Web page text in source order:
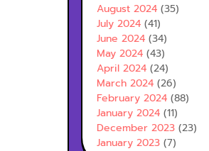
August 2024 (35)
July 2024 (41)
June 2024 (34)
May 2024 (43)
April 2024 (24)
March 2024 (26)
February 2024 (88)
January 2024 (11)
December 2023 (23)
January 2023 (7)